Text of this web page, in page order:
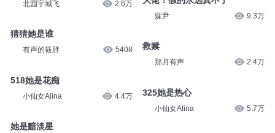
北园宇城飞 2.6万
猜猜她是谁
有声的筱胖 5408
518她是花痴
小仙女Alina 4.4万
她是黯淡星
寐尹 9.3万
救赎
那月有声 2.4万
325她是热心
小仙女Alina 5.7万